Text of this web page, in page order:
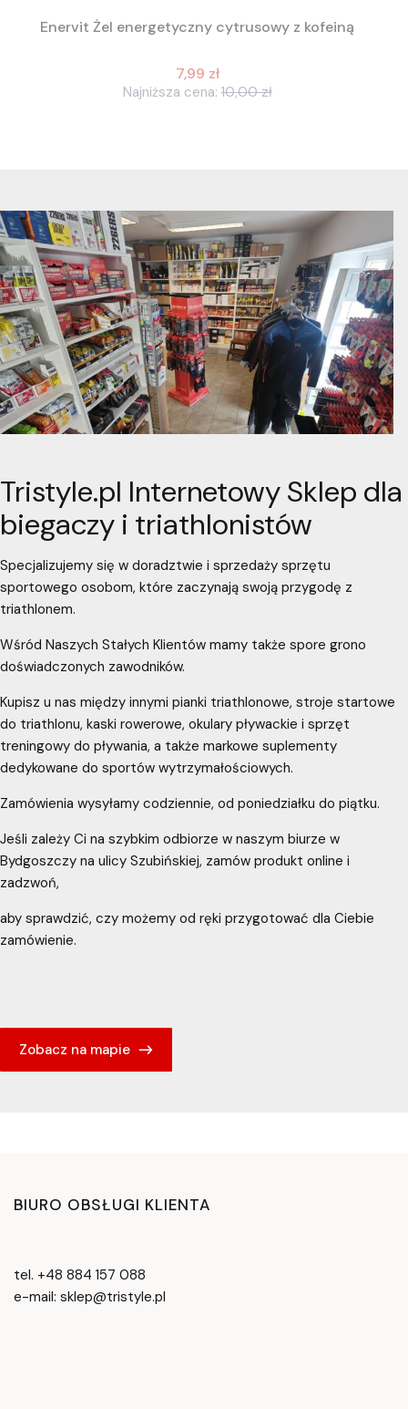
Enervit Żel energetyczny cytrusowy z kofeiną
7,99 zł
Najniższa cena: 10,00 zł
Tristyle.pl Internetowy Sklep dla
biegaczy i triathlonistów
Specjalizujemy się w doradztwie i sprzedaży sprzętu
sportowego osobom, które zaczynają swoją przygodę z
triathlonem.
Wśród Naszych Stałych Klientów mamy także spore grono
doświadczonych zawodników.
Kupisz u nas między innymi pianki triathlonowe, stroje startowe
do triathlonu, kaski rowerowe, okulary pływackie i sprzęt
treningowy do pływania, a także markowe suplementy
dedykowane do sportów wytrzymałościowych.
Zamówienia wysyłamy codziennie, od poniedziałku do piątku.
Jeśli zależy Ci na szybkim odbiorze w naszym biurze w
Bydgoszczy na ulicy Szubińskiej, zamów produkt online i
zadzwoń,
aby sprawdzić, czy możemy od ręki przygotować dla Ciebie
zamówienie.
Zobacz na mapie
BIURO OBSŁUGI KLIENTA
tel. +48 884 157 088
e-mail: sklep@tristyle.pl